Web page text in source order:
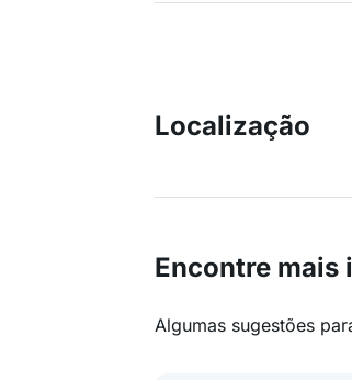
Localização
Encontre mais
Algumas sugestões